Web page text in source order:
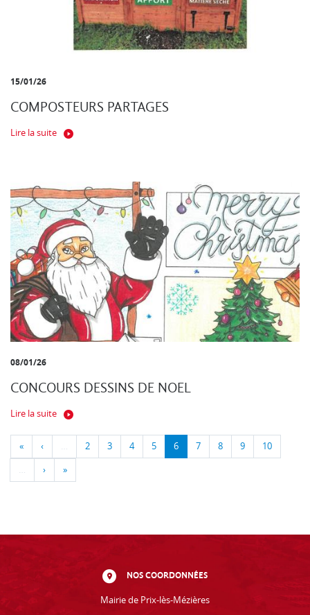
15/01/26
COMPOSTEURS PARTAGES
Lire la suite
08/01/26
CONCOURS DESSINS DE NOEL
Lire la suite
« ‹ … 2 3 4 5 6 7 8 9 10
… › »
NOS COORDONNÉES
Mairie de Prix-lès-Mézières